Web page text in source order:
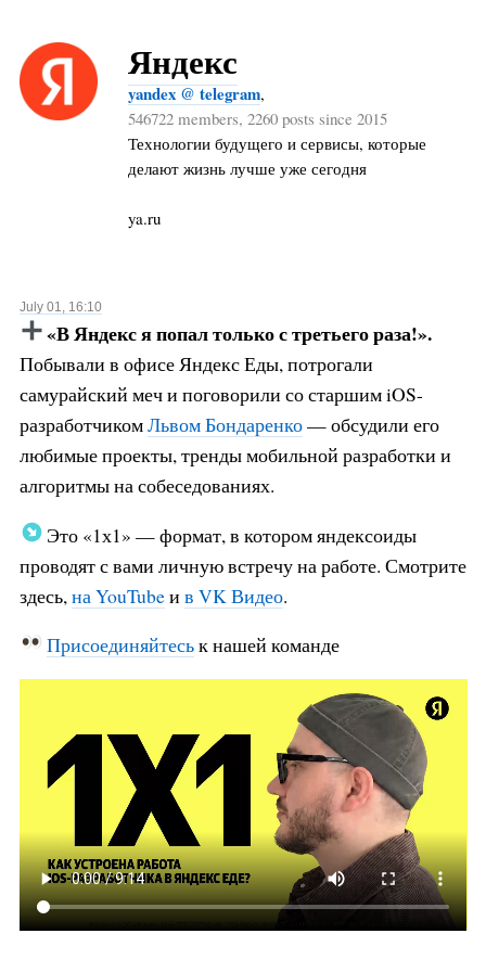
Яндекс
yandex @ telegram,
546722 members, 2260 posts since 2015
Технологии будущего и сервисы, которые
делают жизнь лучше уже сегодня
ya.ru
July 01, 16:10
«В Яндекс я попал только с третьего раза!».
Побывали в офисе Яндекс Еды, потрогали
самурайский меч и поговорили со старшим iOS-
разработчикомЛьвом Бондаренко— обсудили его
любимые проекты, тренды мобильной разработки и
алгоритмы на собеседованиях.
Это «1х1» — формат, в котором яндексоиды
проводят с вами личную встречу на работе. Смотрите
здесь, на YouTubeи в VK Видео.
Присоединяйтеськ нашей команде